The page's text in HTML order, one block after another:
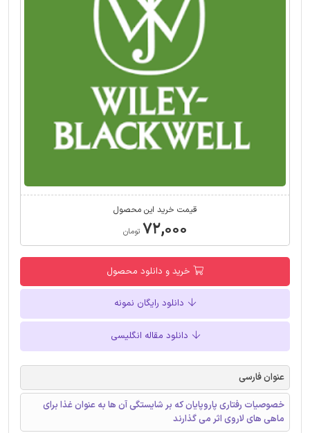
قیمت خرید این محصول
۷۲,۰۰۰ تومان
خرید و دانلود محصول
دانلود رایگان نمونه
دانلود مقاله انگلیسی
عنوان فارسی
خصوصیات رفتاری پاروپایان که بر شایستگی آن ها به عنوان غذا برای
ماهی های لاروی اثر می گذارند